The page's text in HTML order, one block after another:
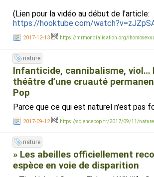
(Lien pour la vidéo au début de l'article:
https://hooktube.com/
2017-12-13 https://mrmondialisation.org/
nature
Infanticide, cannibalisme, viol…
théâtre d’une cruauté
Pop
Parce que ce qui est naturel n'est pas
2017-09-12 https://sciencepop.fr/2017/09/11/
nature
» Les abeilles officiellement
espèce en voie de disparition